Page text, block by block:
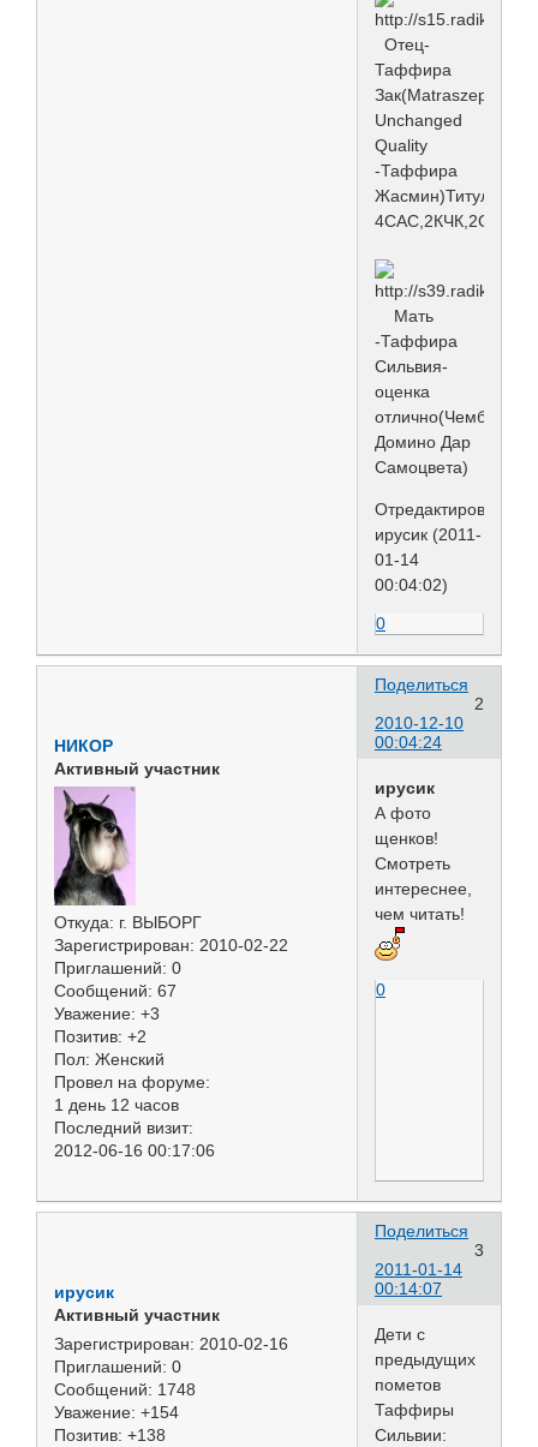
Отец-
Таффира
Зак(Matraszepe
Unchanged
Quality
-Таффира
Жасмин)Титулы:
4САС,2КЧК,2СС
Мать
-Таффира
Сильвия-
оценка
Домино Дар
Самоцвета)
Отредактировано
ирусик (2011-
01-14
00:04:02)
0
Поделиться
2
2010-12-10
00:04:24
НИКОР
Активный участник
Откуда: г. ВЫБОРГ
Зарегистрирован: 2010-02-22
Приглашений: 0
Сообщений: 67
Уважение: +3
Позитив: +2
Пол: Женский
Провел на форуме:
1 день 12 часов
Последний визит:
2012-06-16 00:17:06
ирусик
А фото
щенков!
Смотреть
интереснее,
чем читать!
0
Поделиться
3
2011-01-14
00:14:07
ирусик
Активный участник
Зарегистрирован: 2010-02-16
Приглашений: 0
Сообщений: 1748
Уважение: +154
Позитив: +138
Дети с
предыдущих
пометов
Таффиры
Сильвии: